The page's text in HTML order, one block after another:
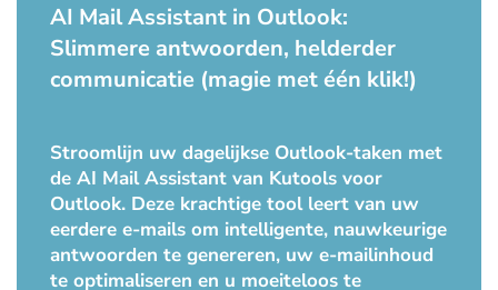
AI Mail Assistant in Outlook:
Slimmere antwoorden, helderder
communicatie (magie met één klik!)
Stroomlijn uw dagelijkse Outlook-taken met
de AI Mail Assistant van Kutools voor
Outlook. Deze krachtige tool leert van uw
eerdere e-mails om intelligente, nauwkeurige
antwoorden te genereren, uw e-mailinhoud
te optimaliseren en u moeiteloos te